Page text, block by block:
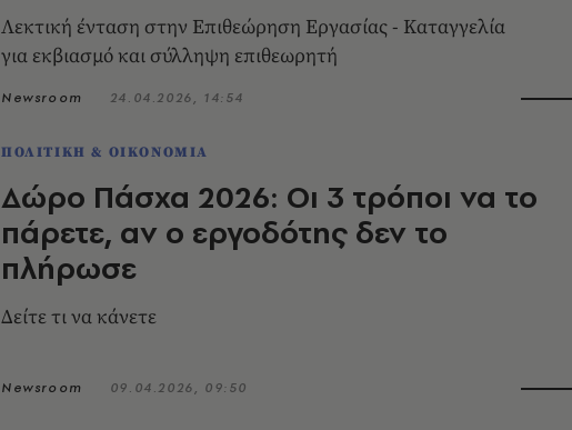
Λεκτική ένταση στην Επιθεώρηση Εργασίας - Καταγγελία
για εκβιασμό και σύλληψη επιθεωρητή
Newsroom 24.04.2026, 14:54
ΠΟΛΙΤΙΚΗ & ΟΙΚΟΝΟΜΙΑ
Δώρο Πάσχα 2026: Οι 3 τρόποι να το
πάρετε, αν ο εργοδότης δεν το
πλήρωσε
Δείτε τι να κάνετε
Newsroom 09.04.2026, 09:50